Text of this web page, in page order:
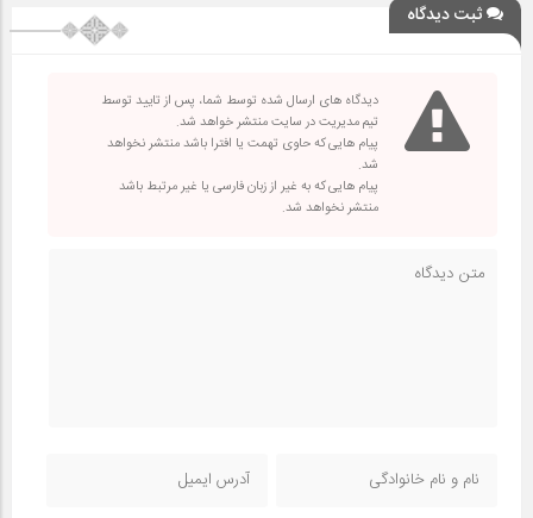
ثبت دیدگاه
دیدگاه های ارسال شده توسط شما، پس از تایید توسط
تیم مدیریت در سایت منتشر خواهد شد.
پیام هایی که حاوی تهمت یا افترا باشد منتشر نخواهد
شد.
پیام هایی که به غیر از زبان فارسی یا غیر مرتبط باشد
منتشر نخواهد شد.